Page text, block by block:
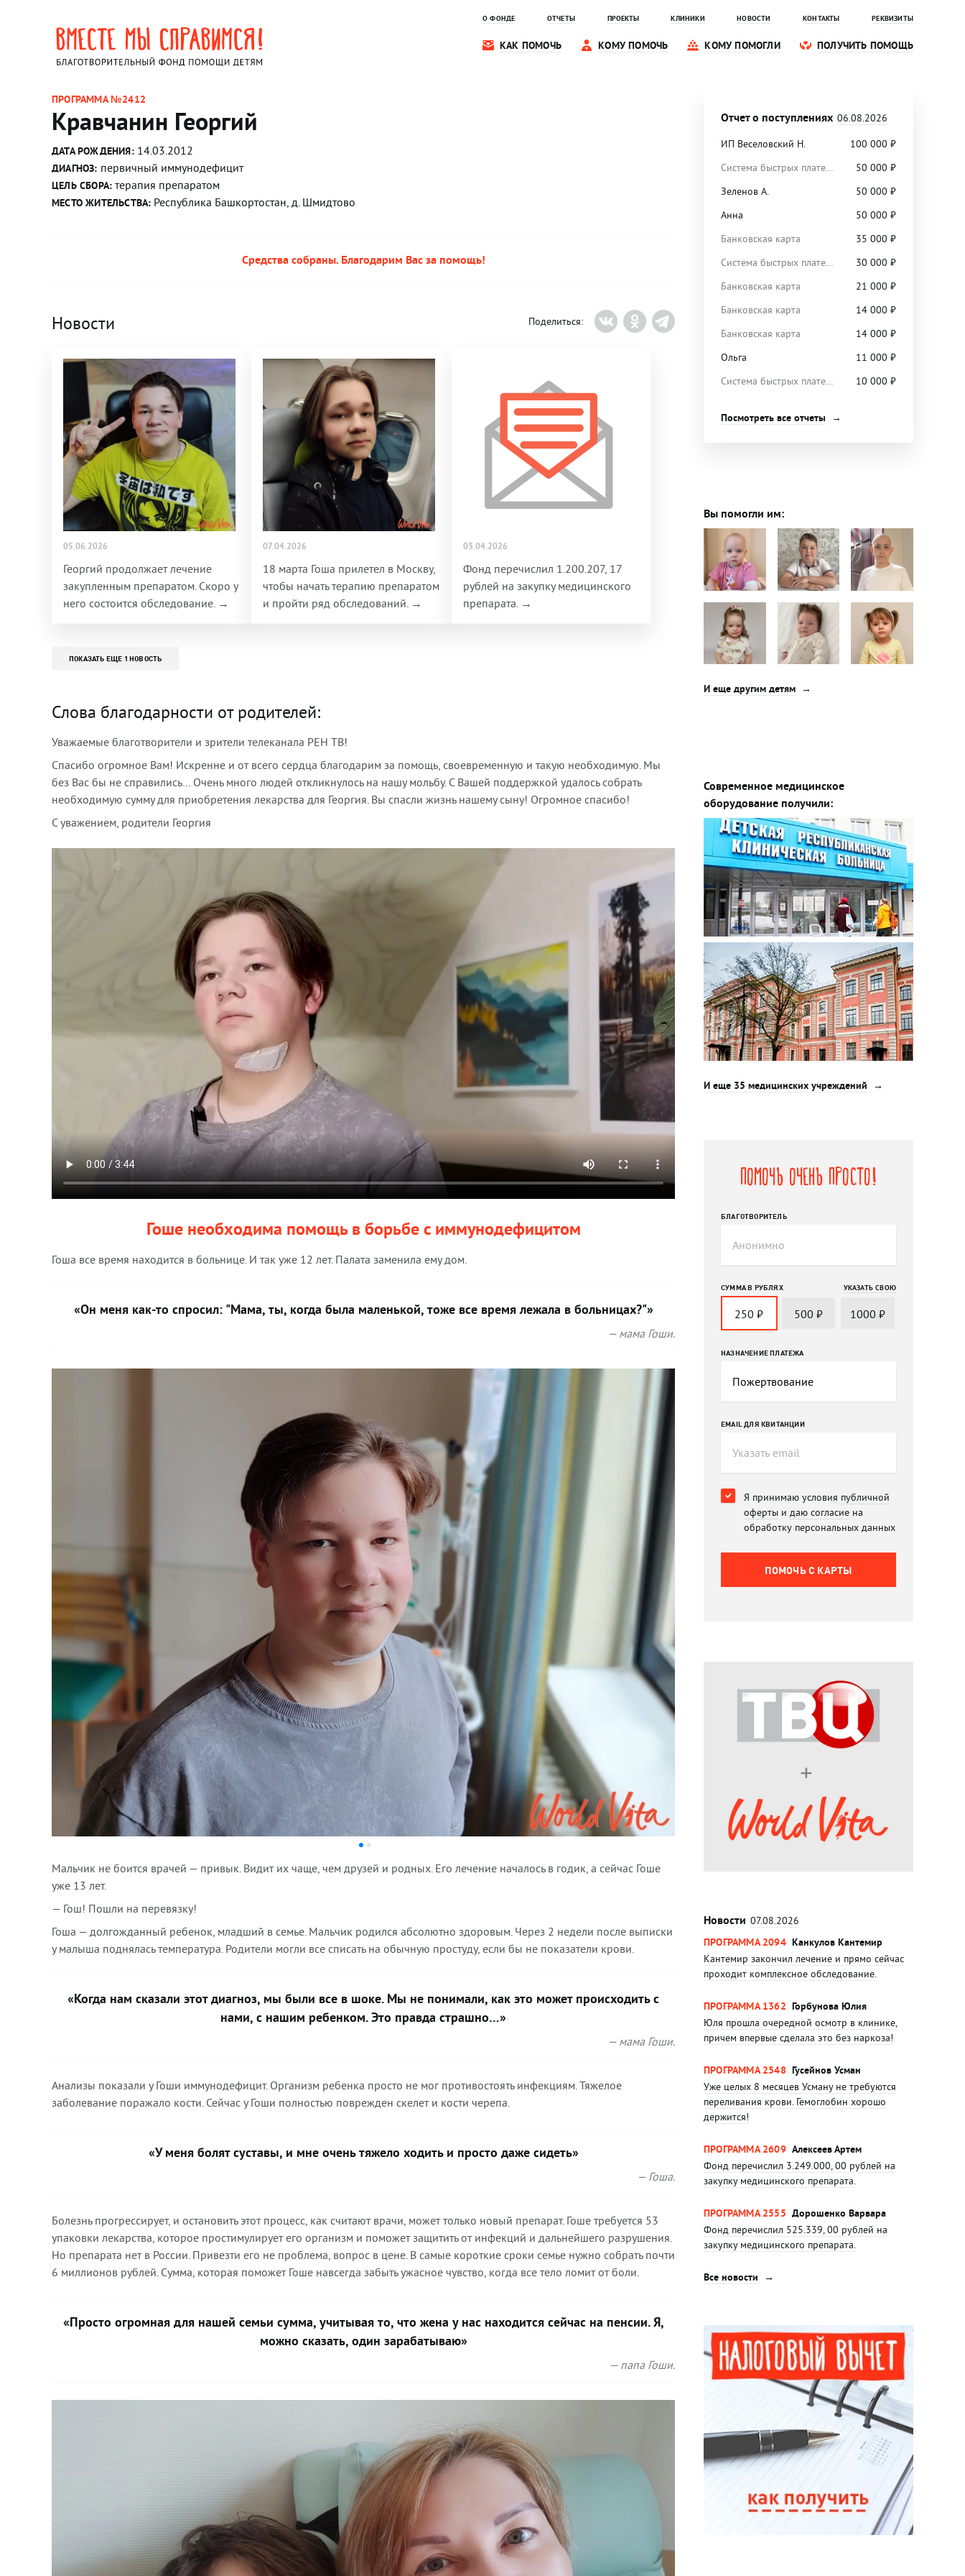
О ФОНДЕ ОТЧЕТЫ ПРОЕКТЫ КЛИНИКИ НОВОСТИ КОНТАКТЫ РЕКВИЗИТЫ
КАК ПОМОЧЬ КОМУ ПОМОЧЬ КОМУ ПОМОГЛИ ПОЛУЧИТЬ ПОМОЩЬ
ПРОГРАММА №2412
Кравчанин Георгий
ДАТА РОЖДЕНИЯ:14.03.2012
ДИАГНОЗ: первичный иммунодефицит
ЦЕЛЬ СБОРА: терапия препаратом
МЕСТО ЖИТЕЛЬСТВА: Республика Башкортостан, д. Шмидтово
Средства собраны. Благодарим Вас за помощь!
Поделиться:
Новости
05.06.2026
Георгий продолжает лечение
закупленным препаратом. Скоро у
него состоится обследование. →
07.04.2026
18 марта Гоша прилетел в Москву,
чтобы начать терапию препаратом
и пройти ряд обследований. →
03.04.2026
Фонд перечислил 1.200.207, 17
рублей на закупку медицинского
препарата. →
ПОКАЗАТЬ ЕЩЕ 1 НОВОСТЬ
Слова благодарности от родителей:
Уважаемые благотворители и зрители телеканала РЕН ТВ!
Спасибо огромное Вам! Искренне и от всего сердца благодарим за помощь, своевременную и такую необходимую. Мы
без Вас бы не справились… Очень много людей откликнулось на нашу мольбу. С Вашей поддержкой удалось собрать
необходимую сумму для приобретения лекарства для Георгия. Вы спасли жизнь нашему сыну! Огромное спасибо!
С уважением, родители Георгия
Гоше необходима помощь в борьбе с иммунодефицитом
Гоша все время находится в больнице. И так уже 12 лет. Палата заменила ему дом.
«Он меня как-то спросил: "Мама, ты, когда была маленькой, тоже все время лежала в больницах?"»
— мама Гоши.
Мальчик не боится врачей — привык. Видит их чаще, чем друзей и родных. Его лечение началось в годик, а сейчас Гоше
уже 13 лет.
— Гош! Пошли на перевязку!
Гоша — долгожданный ребенок, младший в семье. Мальчик родился абсолютно здоровым. Через 2 недели после выписки
у малыша поднялась температура. Родители могли все списать на обычную простуду, если бы не показатели крови.
«Когда нам сказали этот диагноз, мы были все в шоке. Мы не понимали, как это может происходить с
нами, с нашим ребенком. Это правда страшно…»
— мама Гоши.
Анализы показали у Гоши иммунодефицит. Организм ребенка просто не мог противостоять инфекциям. Тяжелое
заболевание поражало кости. Сейчас у Гоши полностью поврежден скелет и кости черепа.
«У меня болят суставы, и мне очень тяжело ходить и просто даже сидеть»
— Гоша.
Болезнь прогрессирует, и остановить этот процесс, как считают врачи, может только новый препарат. Гоше требуется 53
упаковки лекарства, которое простимулирует его организм и поможет защитить от инфекций и дальнейшего разрушения.
Но препарата нет в России. Привезти его не проблема, вопрос в цене. В самые короткие сроки семье нужно собрать почти
6 миллионов рублей. Сумма, которая поможет Гоше навсегда забыть ужасное чувство, когда все тело ломит от боли.
«Просто огромная для нашей семьи сумма, учитывая то, что жена у нас находится сейчас на пенсии. Я,
можно сказать, один зарабатываю»
— папа Гоши.
Отчет о поступлениях 06.08.2026
ИП Веселовский Н.
100 000 ₽
Система быстрых платежей
50 000 ₽
Зеленов А.
50 000 ₽
Анна
50 000 ₽
Банковская карта
35 000 ₽
Система быстрых платежей
30 000 ₽
Банковская карта
21 000 ₽
Банковская карта
14 000 ₽
Банковская карта
14 000 ₽
Ольга
11 000 ₽
Система быстрых платежей
10 000 ₽
Посмотреть все отчеты
Вы помогли им:
И еще другим детям
Современное медицинское
оборудование получили:
И еще 35 медицинских учреждений
Помочь очень просто!
БЛАГОТВОРИТЕЛЬ
СУММА В РУБЛЯХ
250₽ 500 ₽ 1000₽
УКАЗАТЬ СВОЮ
НАЗНАЧЕНИЕ ПЛАТЕЖА
EMAIL ДЛЯ КВИТАНЦИИ
Я принимаю условия публичной
оферты и даю согласие на
обработку персональных данных
ПОМОЧЬ C КАРТЫ
Новости 07.08.2026
ПРОГРАММА 2094 Канкулов Кантемир
Кантемир закончил лечение и прямо сейчас
проходит комплексное обследование.
ПРОГРАММА 1362 Горбунова Юлия
Юля прошла очередной осмотр в клинике,
причем впервые сделала это без наркоза!
ПРОГРАММА 2548 Гусейнов Усман
Уже целых 8 месяцев Усману не требуются
переливания крови. Гемоглобин хорошо
держится!
ПРОГРАММА 2609 Алексеев Артем
Фонд перечислил 3.249.000, 00 рублей на
закупку медицинского препарата.
ПРОГРАММА 2555 Дорошенко Варвара
Фонд перечислил 525.339, 00 рублей на
закупку медицинского препарата.
Все новости